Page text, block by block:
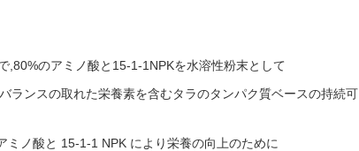
,80%のアミノ酸と15-1-1NPKを水溶性粉末として
ランスの取れた栄養素を含むタラのタンパク質ベースの持続可
ミノ酸と 15-1-1 NPK により栄養の向上のために